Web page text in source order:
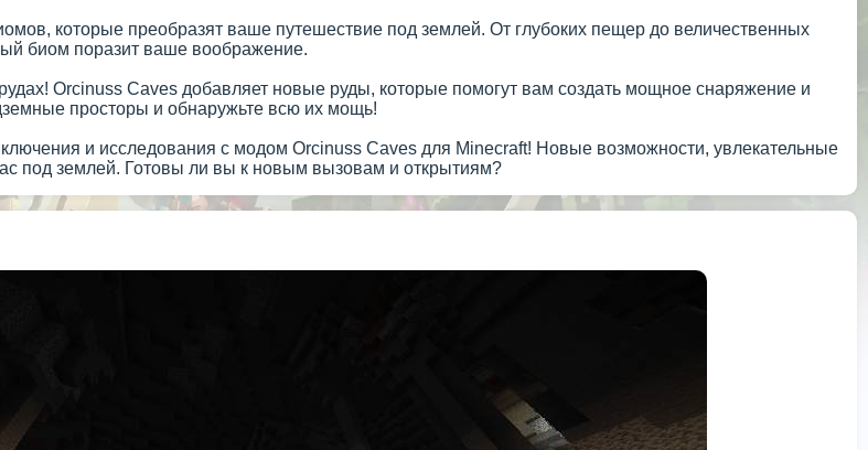
которые преобразят ваше путешествие под землей. От глубоких пещер до величественных
биом поразит ваше воображение.
Orcinuss Caves добавляет новые руды, которые помогут вам создать мощное снаряжение и
просторы и обнаружьте всю их мощь!
и исследования с модом Orcinuss Caves для Minecraft! Новые возможности, увлекательные
под землей. Готовы ли вы к новым вызовам и открытиям?